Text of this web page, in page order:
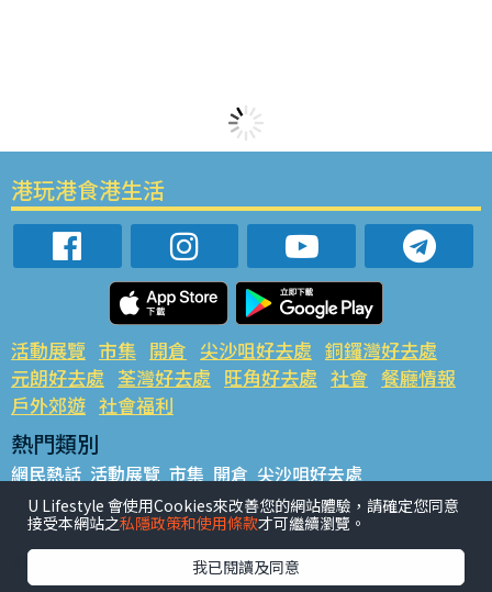
港玩港食港生活
活動展覽 市集 開倉 尖沙咀好去處 銅鑼灣好去處
元朗好去處 荃灣好去處 旺角好去處 社會 餐廳情報
戶外郊遊 社會福利
熱門類別
網民熱話 活動展覽 市集 開倉 尖沙咀好去處
銅鑼灣好去處 元朗好去處 荃灣好去處 旺角好去處 社會
餐廳情報 戶外郊遊
熱門標籤
U Lifestyle 會使用Cookies來改善您的網站體驗，請確定您同意
接受本網站之私隱政策和使用條款才可繼續瀏覽。
我已閱讀及同意